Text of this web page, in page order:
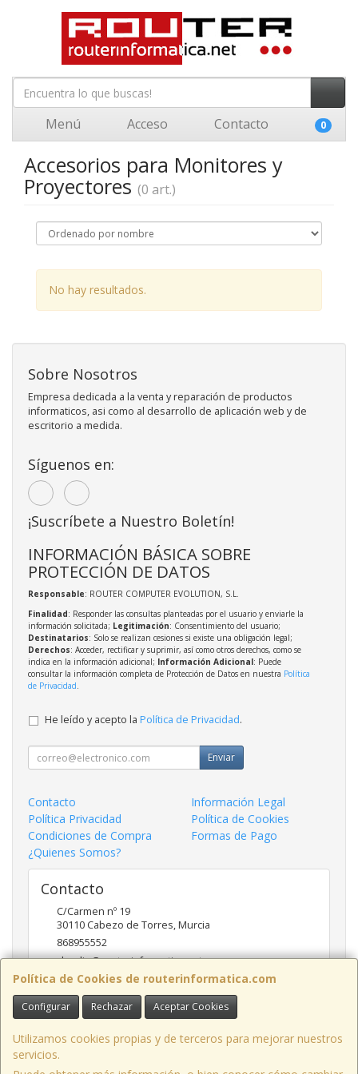
Menú Acceso Contacto 0
Accesorios para Monitores y
Proyectores (0 art.)
No hay resultados.
Política de Cookies de routerinformatica.com
Configurar Rechazar Aceptar Cookies
Utilizamos cookies propias y de terceros para mejorar nuestros
servicios.
Sobre Nosotros
Empresa dedicada a la venta y reparación de productos
informaticos, asi como al desarrollo de aplicación web y de
escritorio a medida.
Síguenos en:
¡Suscríbete a Nuestro Boletín!
INFORMACIÓN BÁSICA SOBRE
PROTECCIÓN DE DATOS
Responsable: ROUTER COMPUTER EVOLUTION, S.L.
Finalidad: Responder las consultas planteadas por el usuario y enviarle la
información solicitada; Legitimación: Consentimiento del usuario;
Destinatarios: Solo se realizan cesiones si existe una obligación legal;
Derechos: Acceder, rectificar y suprimir, así como otros derechos, como se
indica en la información adicional; Información Adicional: Puede
consultar la información completa de Protección de Datos en nuestra Política
de Privacidad.
He leído y acepto la Política de Privacidad.
Enviar
Contacto
Información Legal
Política Privacidad
Política de Cookies
Condiciones de Compra
Formas de Pago
¿Quienes Somos?
Contacto
C/Carmen nº 19
30110 Cabezo de Torres,Murcia
868955552
claudio@routerinformatica.net
Horario
Lunes a Viernes de 9:00 - 13:45 y 17:00 - 20:30